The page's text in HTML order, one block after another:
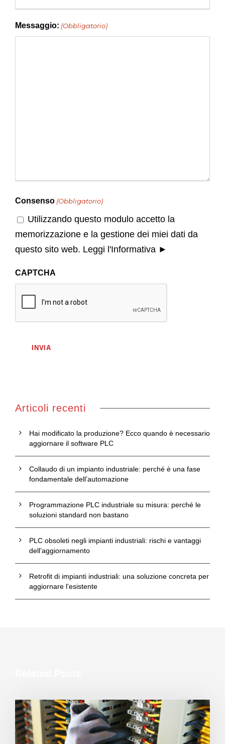
Messaggio: (Obbligatorio)
Consenso (Obbligatorio)
Utilizzando questo modulo accetto la
memorizzazione e la gestione dei miei dati da
questo sito web. Leggi l'Informativa ►
CAPTCHA
Articoli recenti
Hai modificato la produzione? Ecco quando è necessario
aggiornare il software PLC
Collaudo di un impianto industriale: perché è una fase
fondamentale dell’automazione
Programmazione PLC industriale su misura: perché le
soluzioni standard non bastano
PLC obsoleti negli impianti industriali: rischi e vantaggi
dell’aggiornamento
Retrofit di impianti industriali: una soluzione concreta per
aggiornare l’esistente